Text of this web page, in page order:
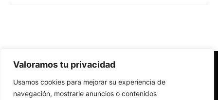
Valoramos tu privacidad
Usamos cookies para mejorar su experiencia de
navegación, mostrarle anuncios o contenidos
Redes Cristianas
Una mirada alternativa sobre la Iglesia católica y la sociedad
- Colectivos de Redes Cristianas